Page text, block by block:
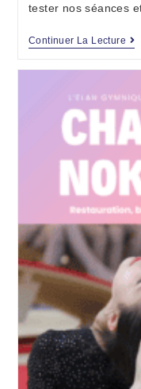
tester nos séances
Continuer La Lecture